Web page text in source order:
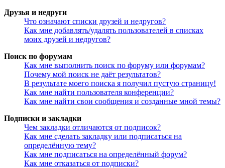
Друзья и недруги
Что означают списки друзей и недругов?
Как мне добавлять/удалять пользователей в списках
моих друзей и недругов?
Поиск по форумам
Как мне выполнить поиск по форуму или форумам?
Почему мой поиск не даёт результатов?
В результате моего поиска я получил пустую страницу!
Как мне найти пользователя конференции?
Как мне найти свои сообщения и созданные мной темы?
Подписки и закладки
Чем закладки отличаются от подписок?
Как мне сделать закладку или подписаться на
определённую тему?
Как мне подписаться на определённый форум?
Как мне отказаться от подписки?